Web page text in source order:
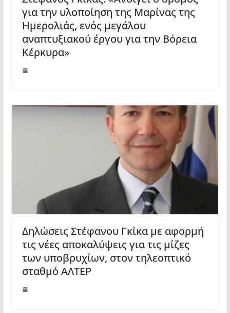
για την υλοποίηση της Μαρίνας της
Ημερολιάς, ενός μεγάλου
αναπτυξιακού έργου για την Βόρεια
Κέρκυρα»
Δηλώσεις Στέφανου Γκίκα με αφορμή
τις νέες αποκαλύψεις για τις μίζες
των υποβρυχίων, στον τηλεοπτικό
σταθμό ΑΛΤΕΡ